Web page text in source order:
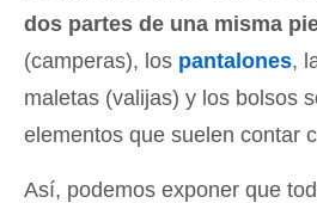
dos partes de una misma
(camperas), los pantalones,
maletas (valijas) y los bolsos
elementos que suelen contar
Así, podemos exponer que